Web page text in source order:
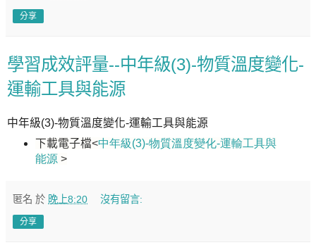
分享
學習成效評量--中年級(3)-物質溫度變化-
運輸工具與能源
中年級(3)-物質溫度變化-運輸工具與能源
下載電子檔<中年級(3)-物質溫度變化-運輸工具與
能源>
匿名 於 晚上8:20 沒有留言:
分享